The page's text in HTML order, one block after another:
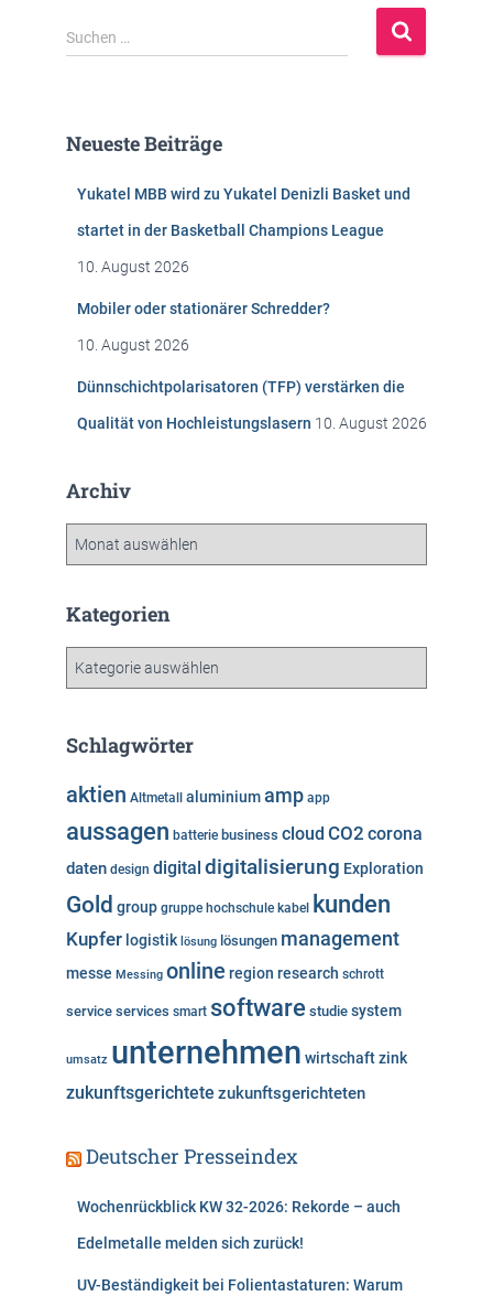
S
u
n
Suchen …
Neueste Beiträge
Yukatel MBB wird zu Yukatel Denizli Basket und
startet in der Basketball Champions League
10. August 2026
Mobiler oder stationärer Schredder?
10. August 2026
Dünnschichtpolarisatoren (TFP) verstärken die
Qualität von Hochleistungslasern 10. August 2026
Archiv
h
Kategorien
g
r
i
n
Schlagwörter
aktien Altmetall aluminiumamp app
aussagen batterie business cloud CO2 corona
daten design digital digitalisierung Exploration
Gold group gruppe hochschule kabel kunden
Kupfer logistik lösung lösungen management
messe Messing online region research schrott
service services smart software studie system
umsatz unternehmen wirtschaftzink
zukunftsgerichtete zukunftsgerichteten
Deutscher Presseindex
Wochenrückblick KW 32-2026: Rekorde – auch
Edelmetalle melden sich zurück!
UV-Beständigkeit bei Folientastaturen: Warum